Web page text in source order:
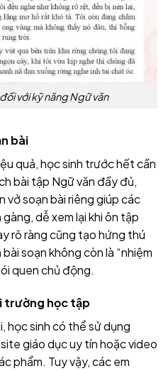
với kỹ năng Ngữ văn
bài
quả, học sinh trước hết cần
bài tập Ngữ văn đầy đủ,
vở soạn bài riêng giúp các
dễ xem lại khi ôn tập
rõ ràng cũng tạo hứng thú
soạn không còn là “nhiệm
quen chủ động.
trường học tập
học sinh có thể sử dụng
giáo dục uy tín hoặc video
phẩm. Tuy vậy, các em